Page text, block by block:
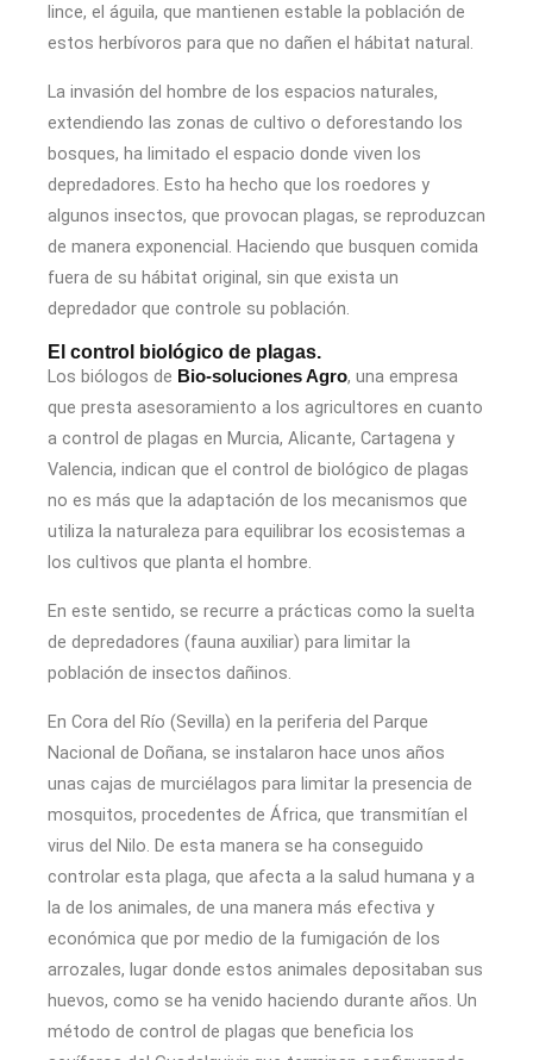
lince, el águila, que mantienen estable la población de
estos herbívoros para que no dañen el hábitat natural.
La invasión del hombre de los espacios naturales,
extendiendo las zonas de cultivo o deforestando los
bosques, ha limitado el espacio donde viven los
depredadores. Esto ha hecho que los roedores y
algunos insectos, que provocan plagas, se reproduzcan
de manera exponencial. Haciendo que busquen comida
fuera de su hábitat original, sin que exista un
depredador que controle su población.
El control biológico de plagas.
Los biólogos de Bio-soluciones Agro, una empresa
que presta asesoramiento a los agricultores en cuanto
a control de plagas en Murcia, Alicante, Cartagena y
Valencia, indican que el control de biológico de plagas
no es más que la adaptación de los mecanismos que
utiliza la naturaleza para equilibrar los ecosistemas a
los cultivos que planta el hombre.
En este sentido, se recurre a prácticas como la suelta
de depredadores (fauna auxiliar) para limitar la
población de insectos dañinos.
En Cora del Río (Sevilla) en la periferia del Parque
Nacional de Doñana, se instalaron hace unos años
unas cajas de murciélagos para limitar la presencia de
mosquitos, procedentes de África, que transmitían el
virus del Nilo. De esta manera se ha conseguido
controlar esta plaga, que afecta a la salud humana y a
la de los animales, de una manera más efectiva y
económica que por medio de la fumigación de los
arrozales, lugar donde estos animales depositaban sus
huevos, como se ha venido haciendo durante años. Un
método de control de plagas que beneficia los